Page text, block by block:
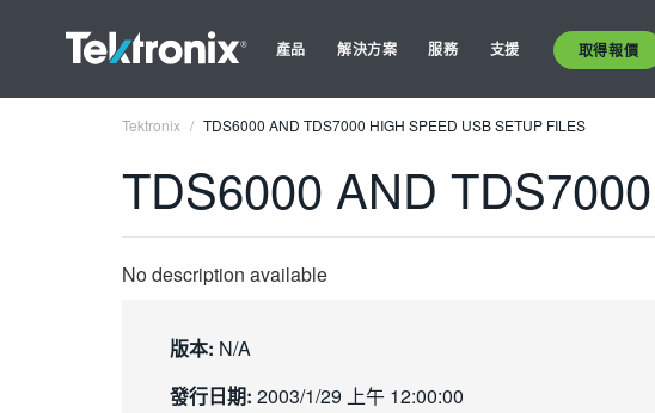
產品 解決方案 服務 支援 取得報價
Tektronix TDS6000 AND TDS7000 HIGH SPEED USB SETUP FILES
TDS6000 AND
No description available
版本: N/A
發行日期: 2003/1/29 上午 12:00:00